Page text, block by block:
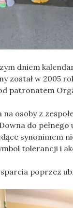
dniem
został w 2005
patronatem
osoby z
do pełnego
synonimem
tolerancji i
poprzez